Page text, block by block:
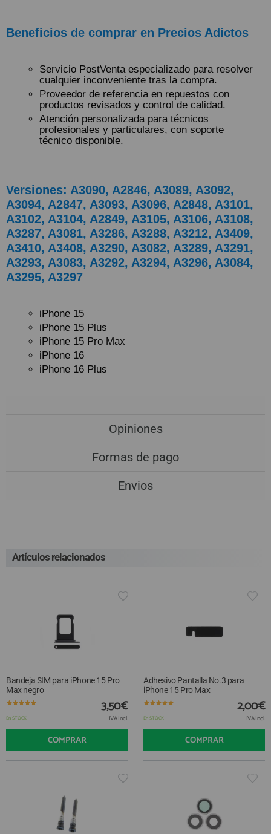
Beneficios de comprar en Precios Adictos
Servicio PostVenta especializado para resolver
cualquier inconveniente tras la compra.
Proveedor de referencia en repuestos con
productos revisados y control de calidad.
Atención personalizada para técnicos
profesionales y particulares, con soporte
técnico disponible.
Versiones: A3090, A2846, A3089, A3092,
A3094, A2847, A3093, A3096, A2848, A3101,
A3102, A3104, A2849, A3105, A3106, A3108,
A3287, A3081, A3286, A3288, A3212, A3409,
A3410, A3408, A3290, A3082, A3289, A3291,
A3293, A3083, A3292, A3294, A3296, A3084,
A3295, A3297
iPhone 15
iPhone 15 Plus
iPhone 15 Pro Max
iPhone 16
iPhone 16 Plus
Opiniones
Formas de pago
Envios
Artículos relacionados
Bandeja SIM para iPhone 15 Pro
Max negro
En STOCK
3,50€
IVA Incl.
COMPRAR
Adhesivo Pantalla No.3 para
iPhone 15 Pro Max
En STOCK
2,00€
IVA Incl.
COMPRAR